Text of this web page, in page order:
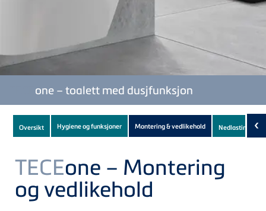
one – toalett med dusjfunksjon
Subnavigation
of
current
Product
Oversikt Hygiene og funksjoner Montering & vedlikehold Nedlastinger(8)
‹
TECEone – Montering
og vedlikehold